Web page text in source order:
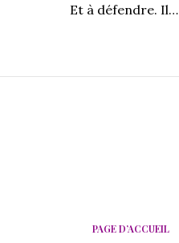
Et à défendre. Il…
PAGE D’ACCUEIL